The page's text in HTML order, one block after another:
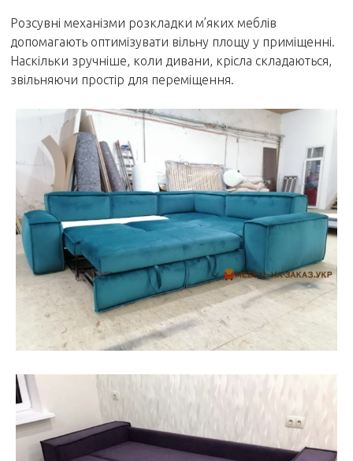
Розсувні механізми розкладки м’яких меблів
допомагають оптимізувати вільну площу у приміщенні.
Наскільки зручніше, коли дивани, крісла складаються,
звільняючи простір для переміщення.